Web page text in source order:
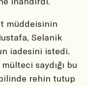
müddeisinin
Selanik
iadesini istedi.
saydığı bu
rehin tutup